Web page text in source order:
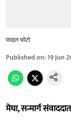
फाइल फोटो
Published on:19 Jun
मेघा, सन्मार्ग